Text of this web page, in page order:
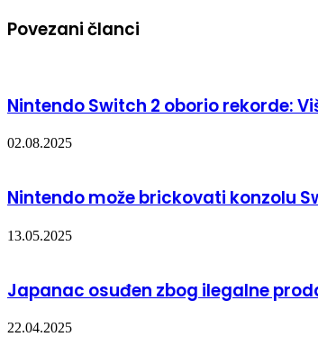
Povezani članci
Nintendo Switch 2 oborio rekorde:
02.08.2025
Nintendo može brickovati konzolu
13.05.2025
Japanac osuđen zbog ilegalne
22.04.2025